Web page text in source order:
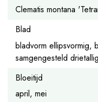
Clematis montana
Blad
bladvorm ellipsvormig,
samgengesteld
Bloeitijd
april, mei